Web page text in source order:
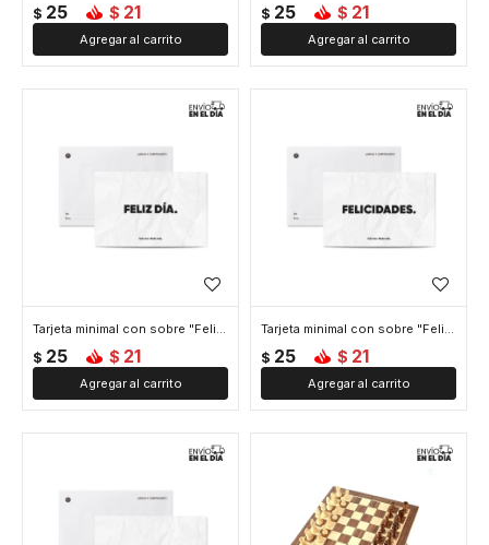
$ 25 $ 21 $ 25 $ 21
Tarjeta minimal con sobre "Feliz dia"
$ 25 $ 21
Tarjeta minimal con sobre "Felicidades"
$ 25 $ 21